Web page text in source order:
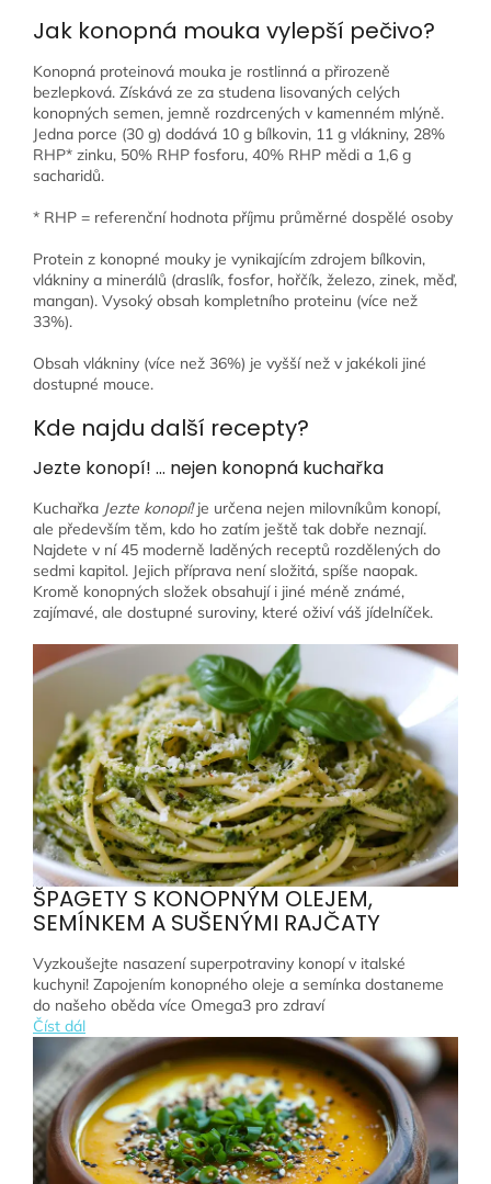
Jak konopná mouka vylepší pečivo?
Konopná proteinová mouka je rostlinná a přirozeně
bezlepková. Získává ze za studena lisovaných celých
konopných semen, jemně rozdrcených v kamenném mlýně.
Jedna porce (30 g) dodává 10 g bílkovin, 11 g vlákniny, 28%
RHP* zinku, 50% RHP fosforu, 40% RHP mědi a 1,6 g
sacharidů.
* RHP = referenční hodnota příjmu průměrné dospělé osoby
Protein z konopné mouky je vynikajícím zdrojem bílkovin,
vlákniny a minerálů (draslík, fosfor, hořčík, železo, zinek, měď,
mangan). Vysoký obsah kompletního proteinu (více než
33%).
Obsah vlákniny (více než 36%) je vyšší než v jakékoli jiné
dostupné mouce.
Kde najdu další recepty?
Jezte konopí! … nejen konopná kuchařka
Kuchařka Jezte konopí!je určena nejen milovníkům konopí,
ale především těm, kdo ho zatím ještě tak dobře neznají.
Najdete v ní 45 moderně laděných receptů rozdělených do
sedmi kapitol. Jejich příprava není složitá, spíše naopak.
Kromě konopných složek obsahují i jiné méně známé,
zajímavé, ale dostupné suroviny, které oživí váš jídelníček.
ŠPAGETY S KONOPNÝM OLEJEM,
SEMÍNKEM A SUŠENÝMI RAJČATY
Vyzkoušejte nasazení superpotraviny konopí v italské
kuchyni! Zapojením konopného oleje a semínka dostaneme
do našeho oběda více Omega3 pro zdraví
Číst dál